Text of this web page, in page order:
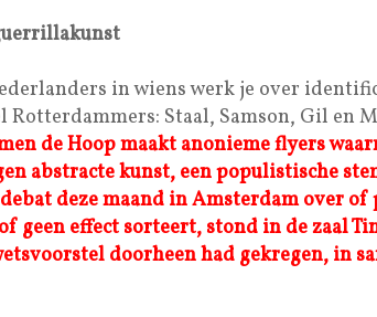
in wiens werk je over
Rotterdammers: Staal, Samson, Gil en
de Hoop maakt anonieme flyers
abstracte kunst, een populistische
deze maand in Amsterdam over
geen effect sorteert, stond in de zaal
doorheen had gekregen, in